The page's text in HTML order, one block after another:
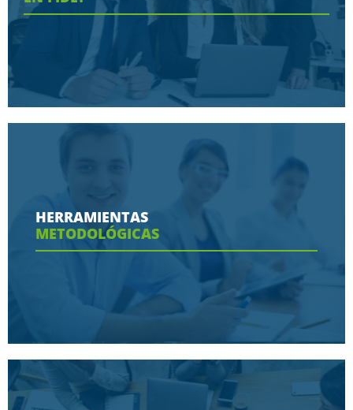
Conoce aquí las razones porque nos eligen
Ver más
HERRAMIENTAS
METODOLÓGICAS